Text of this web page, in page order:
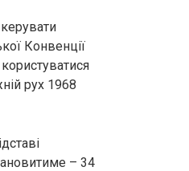
Конвенції
рух 1968
– 34